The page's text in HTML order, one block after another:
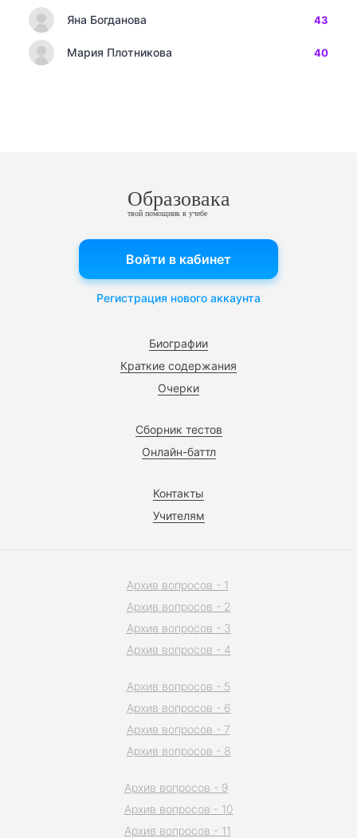
Яна Богданова 43
Мария Плотникова 40
Образовака
твой помощник в учебе
Биографии
Краткие содержания
Очерки
Сборник тестов
Онлайн-баттл
Контакты
Учителям
Войти в кабинет
Регистрация нового аккаунта
Архив вопросов - 1
Архив вопросов - 2
Архив вопросов - 3
Архив вопросов - 4
Архив вопросов - 5
Архив вопросов - 6
Архив вопросов - 7
Архив вопросов - 8
Архив вопросов - 9
Архив вопросов - 10
Архив вопросов - 11